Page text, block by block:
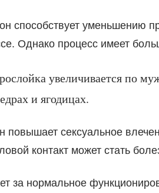
способствует уменьшению
Однако процесс имеет
увеличивается по
и ягодицах.
повышает сексуальное
контакт может стать
за нормальное